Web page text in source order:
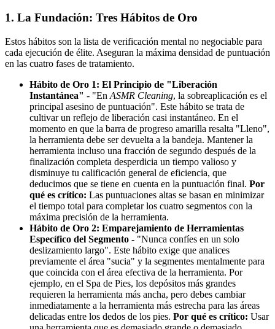
1. La Fundación: Tres Hábitos de Oro
Estos hábitos son la lista de verificación mental no negociable para
cada ejecución de élite. Aseguran la máxima densidad de puntuación
en las cuatro fases de tratamiento.
Hábito de Oro 1: El Principio de "Liberación
Instantánea" - "En ASMR Cleaning, la sobreaplicación es el
principal asesino de puntuación". Este hábito se trata de
cultivar un reflejo de liberación casi instantáneo. En el
momento en que la barra de progreso amarilla resalta "Lleno",
la herramienta debe ser devuelta a la bandeja. Mantener la
herramienta incluso una fracción de segundo después de la
finalización completa desperdicia un tiempo valioso y
disminuye tu calificación general de eficiencia, que
deducimos que se tiene en cuenta en la puntuación final. Por
qué es crítico: Las puntuaciones altas se basan en minimizar
el tiempo total para completar los cuatro segmentos con la
máxima precisión de la herramienta.
Hábito de Oro 2: Emparejamiento de Herramientas
Específico del Segmento - "Nunca confíes en un solo
deslizamiento largo". Este hábito exige que analices
previamente el área "sucia" y la segmentes mentalmente para
que coincida con el área efectiva de la herramienta. Por
ejemplo, en el Spa de Pies, los depósitos más grandes
requieren la herramienta más ancha, pero debes cambiar
inmediatamente a la herramienta más estrecha para las áreas
delicadas entre los dedos de los pies. Por qué es crítico: Usar